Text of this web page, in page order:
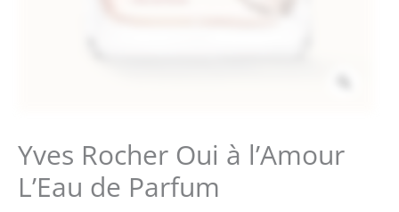
Yves Rocher Oui à l’Amour
L’Eau de Parfum